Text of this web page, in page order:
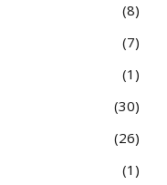
8
7
1
30
26
1